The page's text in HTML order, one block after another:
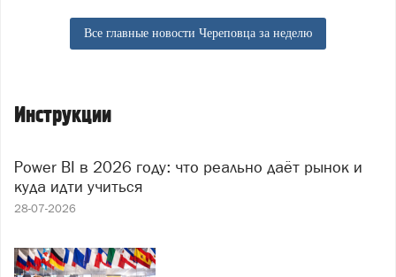
Все главные новости Череповца за неделю
Инструкции
Power BI в 2026 году: что реально даёт рынок и
куда идти учиться
28-07-2026